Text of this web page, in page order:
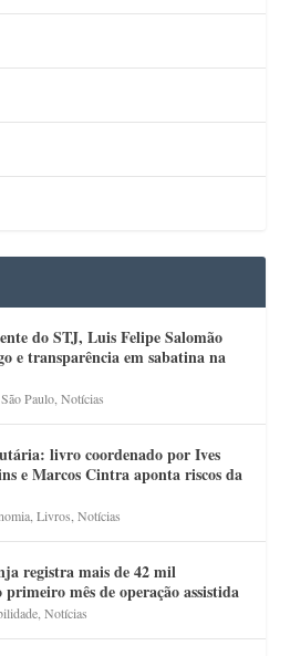
do STJ, Luis Felipe Salomão
e transparência em sabatina na
Paulo,Notícias
livro coordenado por Ives
e Marcos Cintra aponta riscos da
,Livros,Notícias
registra mais de 42 mil
primeiro mês de operação assistida
,Notícias